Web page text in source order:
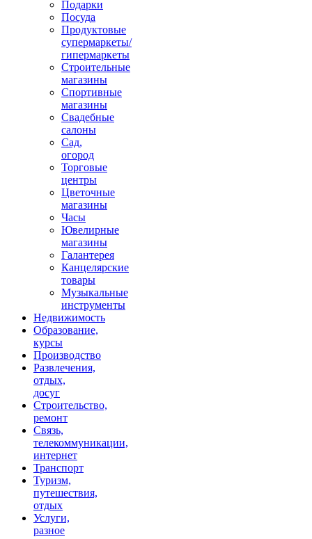
Подарки
Посуда
Продуктовые
супермаркеты/
гипермаркеты
Строительные
магазины
Спортивные
магазины
Свадебные
салоны
Сад,
огород
Торговые
центры
Цветочные
магазины
Часы
Ювелирные
магазины
Галантерея
Канцелярские
товары
Музыкальные
инструменты
Недвижимость
Образование,
курсы
Производство
Развлечения,
отдых,
досуг
Строительство,
ремонт
Связь,
телекоммуникации,
интернет
Транспорт
Туризм,
путешествия,
отдых
Услуги,
разное